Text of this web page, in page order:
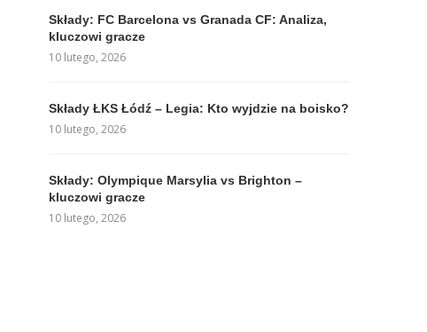
Składy: FC Barcelona vs Granada CF: Analiza,
kluczowi gracze
10 lutego, 2026
Składy ŁKS Łódź – Legia: Kto wyjdzie na boisko?
10 lutego, 2026
Składy: Olympique Marsylia vs Brighton –
kluczowi gracze
10 lutego, 2026